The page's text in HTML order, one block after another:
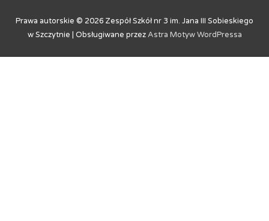
Prawa autorskie © 2026 Zespół Szkół nr 3 im. Jana III Sobieskiego
w Szczytnie | Obsługiwane przezAstra Motyw WordPressa